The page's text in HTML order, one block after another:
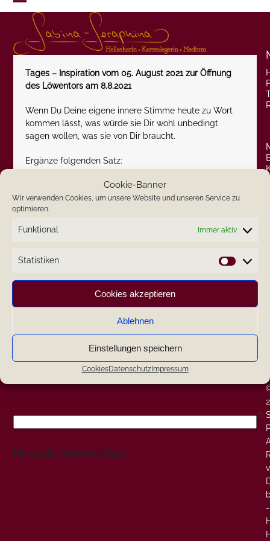
Cookie-Banner
Wir verwenden Cookies, um unsere Website und unseren Service zu
optimieren.
Funktional Immer aktiv
Statistiken
Cookies akzeptieren
Ablehnen
Einstellungen speichern
CookiesDatenschutzImpressum
Skip
Open
mobile
menu
Close
mobile
menu
Tages – Inspiration vom 05. August 2021 zur Öffnung
des Löwentors am 8.8.2021
Wenn Du Deine eigene innere Stimme heute zu Wort
kommen lässt, was würde sie Dir wohl unbedingt
sagen wollen, was sie von Dir braucht.
Ergänze folgenden Satz:
Heute wäre ein ganz besonders guter Tag……………………………
Ich wünsche Dir einen inspirierenden Donnerstag und
Neueste Kommentare
-